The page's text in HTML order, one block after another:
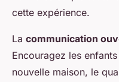
cette expérience.
La communication
Encouragez les
nouvelle maison, le